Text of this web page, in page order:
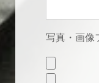
写真・画像